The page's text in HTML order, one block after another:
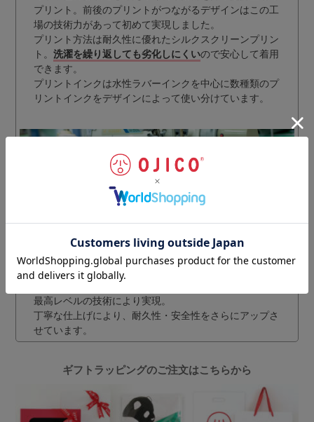
プリント。前後のプリントがつながるデザインはこの工
場の技術力があって初めて実現しました。
プリント方法は耐久性に優れたシルクスクリーンプリン
ト。 洗濯を繰り返しても劣化しにくいので安心して着用
できます。
プリントインクは水性ラバーインクを中心に数種類のプ
リントインクをデザインによって使い分けています。
プリント工程と同様に、細やかな縫製技術があってこそ
完成されるOJICOのＴシャツ。
最高レベルの技術により実現。
丁寧な仕上げにより、耐久性・安全性をさらにアップさ
せています。
ギフトラッピングのご注文はこちらから